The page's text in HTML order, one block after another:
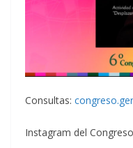
Consultas:
Instagram del